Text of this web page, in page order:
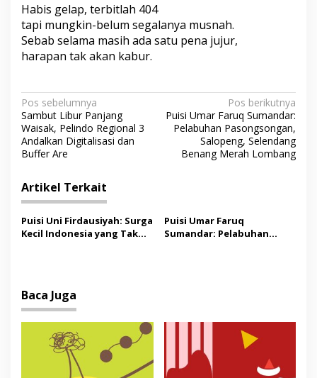
Habis gelap, terbitlah 404
tapi mungkin-belum segalanya musnah.
Sebab selama masih ada satu pena jujur,
harapan tak akan kabur.
N
a
v
i
g
a
s
i
o
s
Pos sebelumnya
Sambut Libur Panjang
Waisak, Pelindo Regional 3
Andalkan Digitalisasi dan
Buffer Are
Pos berikutnya
Puisi Umar Faruq Sumandar:
Pelabuhan Pasongsongan,
Salopeng, Selendang
Benang Merah Lombang
Artikel Terkait
Puisi Uni Firdausiyah: Surga
Kecil Indonesia yang Tak
Puisi Umar Faruq
Sumandar: Pelabuhan
Baca Juga